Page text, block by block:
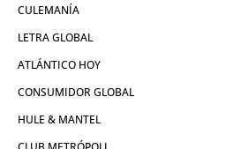
CULEMANÍA
LETRA GLOBAL
ATLÁNTICO HOY
CONSUMIDOR GLOBAL
HULE & MANTEL